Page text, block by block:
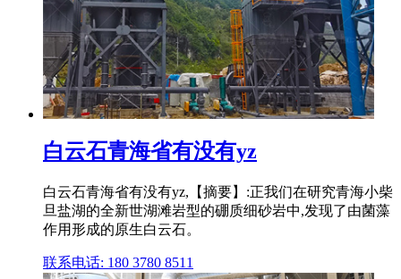
白云石青海省有没有yz
白云石青海省有没有yz,【摘要】:正我们在研究青海小柴
旦盐湖的全新世湖滩岩型的硼质细砂岩中,发现了由菌藻
作用形成的原生白云石。
联系电话: 180 3780 8511